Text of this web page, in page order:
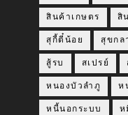
สินค้าเกษตร สิ
สุกี้ตี๋น้อย สุขกล
สู้รบ สเปรย์
หนองบัวลำภู ห
หนี้นอกระบบ ห